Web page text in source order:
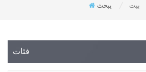
بيت يبحث
فئات